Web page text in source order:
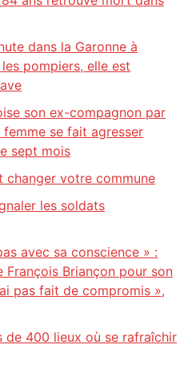
dans la Garonne à
pompiers, elle est
son ex-compagnon par
femme se fait agresser
sept mois
votre commune
les soldats
avec sa conscience » :
Briançon pour son
pas fait de compromis »,
de 400 lieux où se rafraîchir